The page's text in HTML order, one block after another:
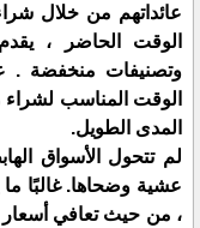
عائداتهم من خلال
الوقت الحاضر ،
وتصنيفات منخفضة .
الوقت المناسب
المدى الطويل.
لم تتحول الأسواق
عشية وضحاها. غالبًا
، من حيث تعافي أسعار